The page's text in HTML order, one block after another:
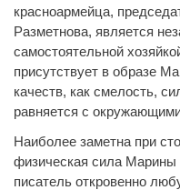
красноармейца,
Разметнова, является
самостоятельной
присутствует в образе
качеств, как смелость,
равняется с
Наиболее заметна при
физическая сила Марины
писатель откровенно